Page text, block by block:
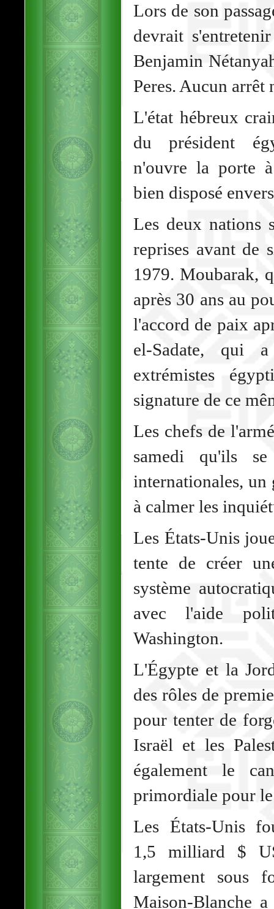
Lors de son
devrait
Benjamin
Peres. Aucun arrêt
L'état hébreux
du président
n'ouvre la porte
bien disposé
Les deux nations
reprises avant de
1979. Moubarak,
après 30 ans au
l'accord de paix
el-Sadate, qui
extrémistes
signature de ce
Les chefs de
samedi qu'ils
internationales, un
à calmer les
Les États-Unis
tente de créer
système
avec l'aide
Washington.
L'Égypte et la
des rôles de
pour tenter de
Israël et les
également le
primordiale pour
Les États-Unis
1,5 milliard $
largement sous
Maison-Blanche